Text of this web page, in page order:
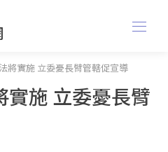
將實施 立委憂長臂管轄促宣導
實施 立委憂長臂